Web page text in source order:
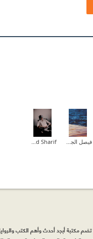
مكتبة أبجد أحدث وأهم الكتب